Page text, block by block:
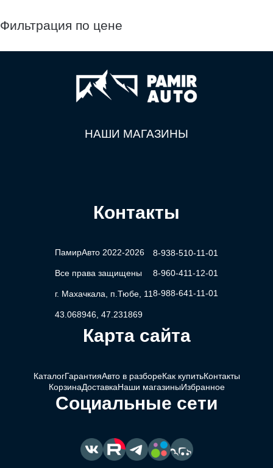
Фильтрация по цене
НАШИ МАГАЗИНЫ
Контакты
ПамирАвто 2022-2026
Все права защищены
г. Махачкала, п.Тюбе, 11
43.068946, 47.231869
8-938-510-11-01
8-960-411-12-01
8-988-641-11-01
Карта сайта
КаталогГарантияАвто в разбореКак купитьКонтакты
КорзинаДоставкаНаши магазиныИзбранное
Социальные сети